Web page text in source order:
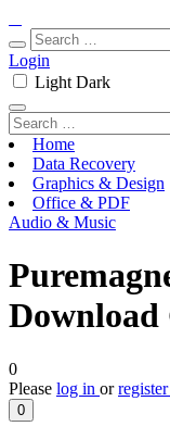
Login
Light Dark
Home
Data Recovery
Graphics & Design
Office & PDF
Audio & Music
Download
0
Please log in orregister
0